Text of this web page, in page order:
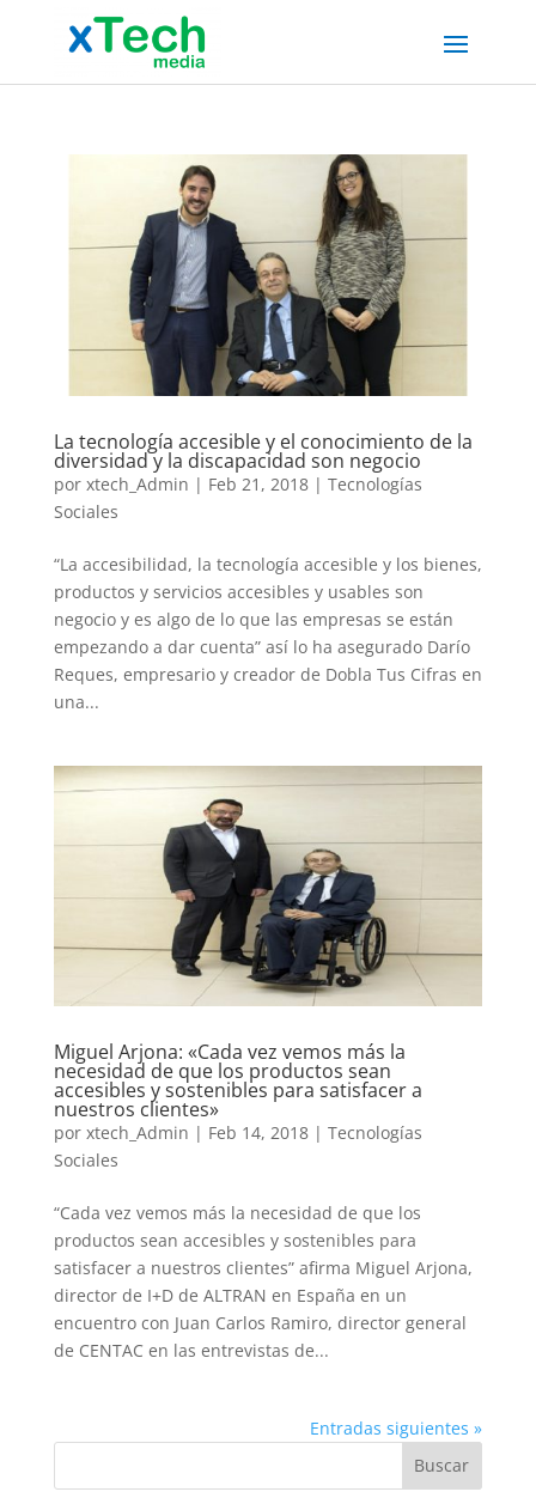
La tecnología accesible y el conocimiento de la
diversidad y la discapacidad son negocio
por xtech_Admin | Feb 21, 2018| Tecnologías
Sociales
“La accesibilidad, la tecnología accesible y los bienes,
productos y servicios accesibles y usables son
negocio y es algo de lo que las empresas se están
empezando a dar cuenta” así lo ha asegurado Darío
Reques, empresario y creador de Dobla Tus Cifras en
una...
Miguel Arjona: «Cada vez vemos más la
necesidad de que los productos sean
accesibles y sostenibles para satisfacer a
nuestros clientes»
por xtech_Admin | Feb 14, 2018| Tecnologías
Sociales
“Cada vez vemos más la necesidad de que los
productos sean accesibles y sostenibles para
satisfacer a nuestros clientes” afirma Miguel Arjona,
director de I+D de ALTRAN en España en un
encuentro con Juan Carlos Ramiro, director general
de CENTAC en las entrevistas de...
Entradas siguientes »
Buscar